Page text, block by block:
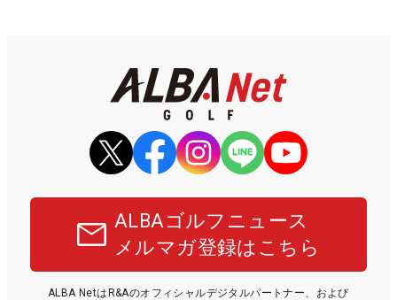
ALBAゴルフニュース
メルマガ登録はこちら
ALBA NetはR&Aのオフィシャルデジタルパートナー、および